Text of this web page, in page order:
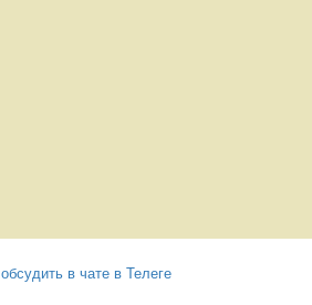
обсудить в чате в Телеге